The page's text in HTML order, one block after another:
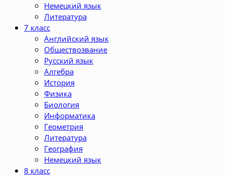
Немецкий язык
Литература
7 класс
Английский язык
Обществозвание
Русский язык
Алгебра
История
Физика
Биология
Информатика
Геометрия
Литература
География
Немецкий язык
8 класс